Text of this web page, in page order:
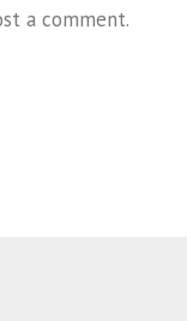
a comment.